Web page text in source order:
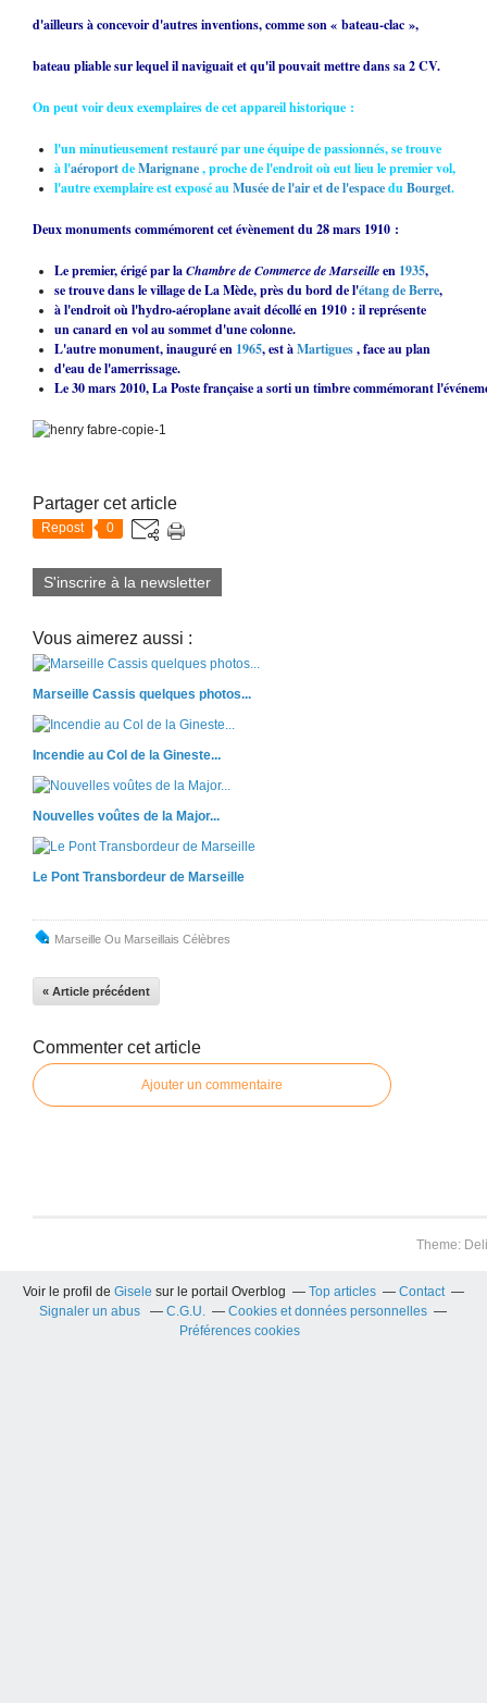
d'ailleurs à concevoir d'autres inventions, comme son « bateau-clac »,
bateau pliable sur lequel il naviguait et qu'il pouvait mettre dans sa 2 CV.
On peut voir deux exemplaires de cet appareil historique :
l'un minutieusement restauré par une équipe de passionnés, se trouve
à l'aéroportdeMarignane, proche de l'endroit où eut lieu le premier vol,
l'autre exemplaire est exposé auMusée de l'air et de l'espaceduBourget.
Deux monuments commémorent cet évènement du 28 mars 1910 :
Le premier, érigé par laChambre de Commerce de Marseilleen 1935,
se trouve dans le village de La Mède, près du bord de l'étang de Berre,
à l'endroit où l'hydro-aéroplane avait décollé en 1910 : il représente
un canard en vol au sommet d'une colonne.
L'autre monument, inauguré en 1965, est àMartigues, face au plan
d'eau de l'amerrissage.
Le 30 mars 2010, La Poste française a sorti un timbre commémorant
Partager cet article
Repost 0
S'inscrire à la newsletter
Vous aimerez aussi :
Marseille Cassis quelques photos...
Incendie au Col de la Gineste...
Nouvelles voûtes de la Major...
Le Pont Transbordeur de Marseille
Marseille Ou Marseillais Célèbres
« Article précédent
Commenter cet article
Ajouter un commentaire
Theme:
Voir le profil de Gisele sur le portail Overblog Top articles
Contact
Signaler un abus
C.G.U.
Cookies et données personnelles
Préférences cookies